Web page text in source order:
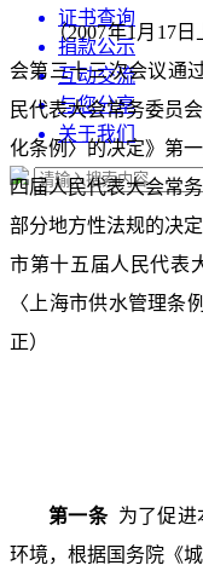
证书查询
捐款公示
互动交流
与您分享
关于我们
（2007年1月17
会第三十三次会议通
民代表大会常务委员
化条例〉的决定》第
四届人民代表大会常
部分地方性法规的决
市第十五届人民代表
〈上海市供水管理条
正）
第一条 为了促进
环境，根据国务院《